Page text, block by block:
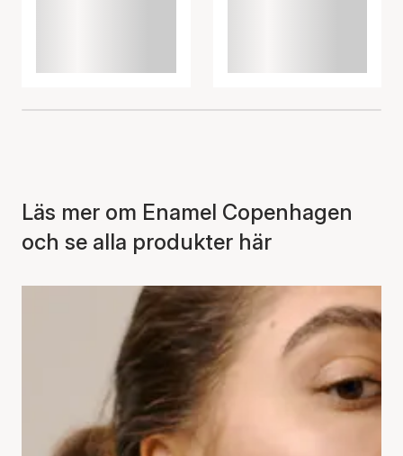
Läs mer om Enamel Copenhagen
och se alla produkter här